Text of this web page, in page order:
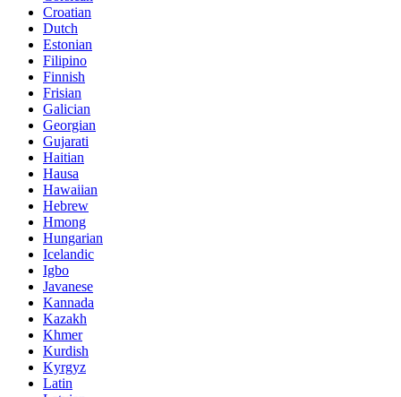
Croatian
Dutch
Estonian
Filipino
Finnish
Frisian
Galician
Georgian
Gujarati
Haitian
Hausa
Hawaiian
Hebrew
Hmong
Hungarian
Icelandic
Igbo
Javanese
Kannada
Kazakh
Khmer
Kurdish
Kyrgyz
Latin